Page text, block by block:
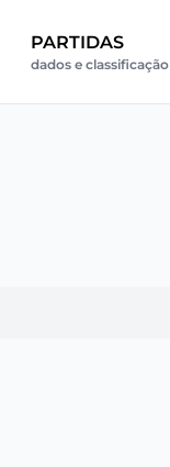
PARTIDAS
dados e classificação